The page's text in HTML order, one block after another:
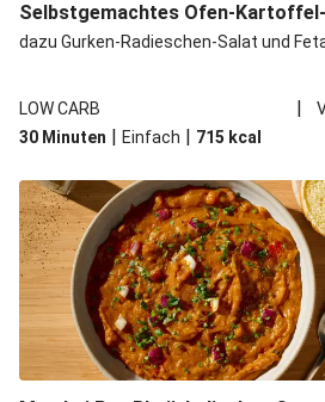
Selbstgemachtes Ofen-
dazu Gurken-Radieschen-Salat und
LOW CARB |
30 Minuten | Einfach | 715 kcal